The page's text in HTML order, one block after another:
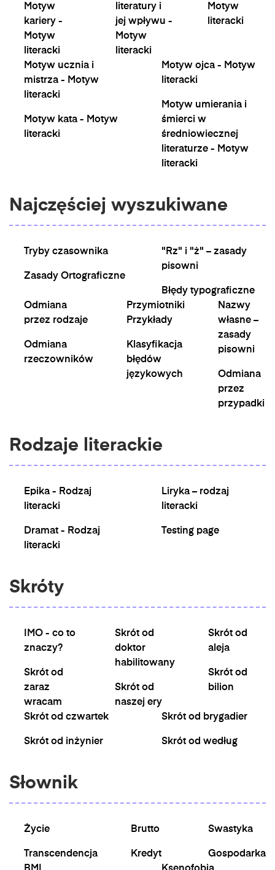
Motyw
kariery -
Motyw
literacki
literatury i
jej wpływu -
Motyw
literacki
Motyw
literacki
Motyw ucznia i
mistrza - Motyw
literacki
Motyw kata - Motyw
literacki
Motyw ojca - Motyw
literacki
Motyw umierania i
śmierci w
średniowiecznej
literaturze - Motyw
literacki
Najczęściej wyszukiwane
Tryby czasownika
Zasady Ortograficzne
"Rz" i "ż" – zasady
pisowni
Błędy typograficzne
Odmiana
przez rodzaje
Odmiana
rzeczowników
Przymiotniki
Przykłady
Klasyfikacja
błędów
językowych
Nazwy
własne –
zasady
pisowni
Odmiana
przez
przypadki
Rodzaje literackie
Epika - Rodzaj
literacki
Dramat - Rodzaj
literacki
Liryka – rodzaj
literacki
Testing page
Skróty
IMO - co to
znaczy?
Skrót od
zaraz
wracam
Skrót od
doktor
habilitowany
Skrót od
naszej ery
Skrót od
aleja
Skrót od
bilion
Skrót od czwartek
Skrót od inżynier
Skrót od brygadier
Skrót od według
Słownik
Życie
Transcendencja
Brutto
Kredyt
Swastyka
Gospodarka